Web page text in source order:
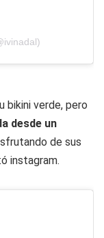
bikini verde, pero
desde un
de sus
instagram.